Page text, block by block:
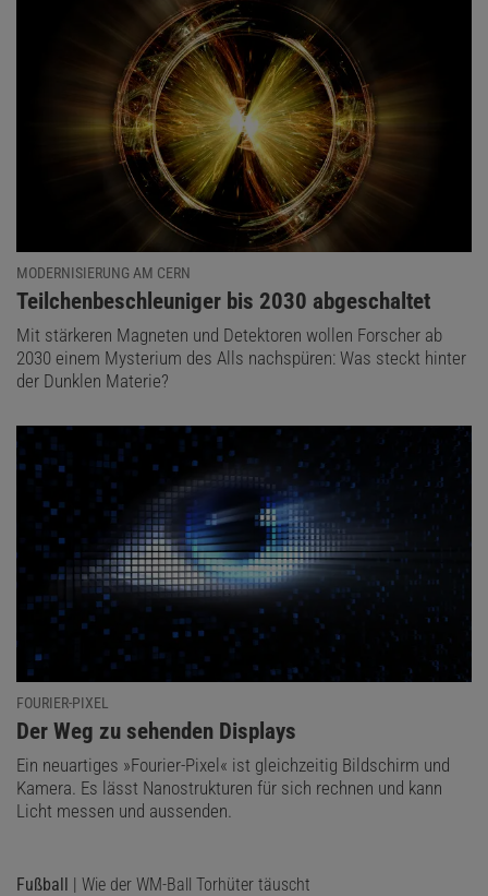
MODERNISIERUNG AM CERN
:
Teilchenbeschleuniger bis 2030 abgeschaltet
Mit stärkeren Magneten und Detektoren wollen Forscher ab
2030 einem Mysterium des Alls nachspüren: Was steckt hinter
der Dunklen Materie?
FOURIER-PIXEL
:
Der Weg zu sehenden Displays
Ein neuartiges »Fourier-Pixel« ist gleichzeitig Bildschirm und
Kamera. Es lässt Nanostrukturen für sich rechnen und kann
Licht messen und aussenden.
Fußball | Wie der WM-Ball Torhüter täuscht